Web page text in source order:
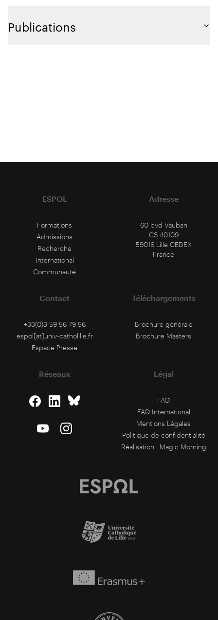
Publications
ESPOL
Formations
Admissions
Recherche
International
Communauté
Adresse
60 bvd Vauban
CS 40109
59016 Lille CEDEX
France
Contact
+33(0)3 59 56 79 56
espol[at]univ-catholille.fr
Espace Presse
Téléchargements
Brochure générale
Brochure Masters
Réseaux Légal
FAQ
FAQ International
Mentions Légales
Politique de confidentialité
Réalisation : Magic Morning